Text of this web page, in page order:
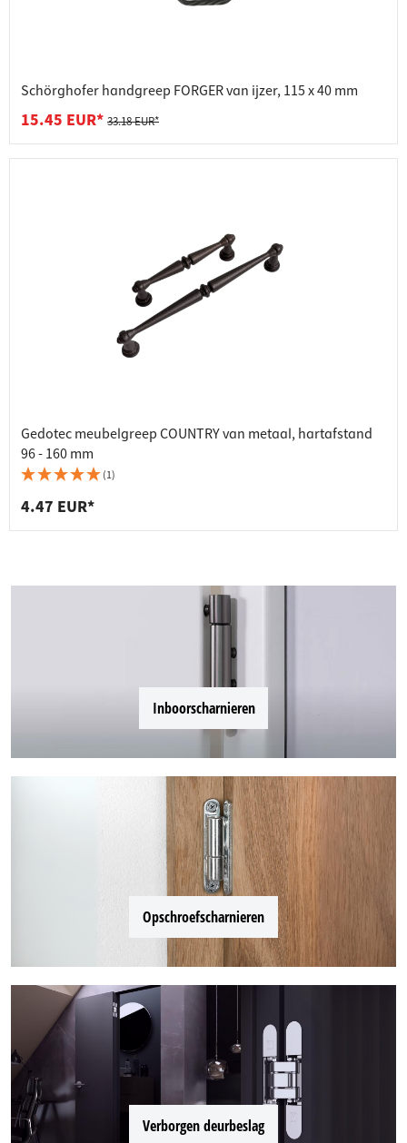
Schörghofer handgreep FORGER van ijzer, 115 x 40 mm
15.45 EUR* 33.18 EUR*
Gedotec meubelgreep COUNTRY van metaal, hartafstand
96 - 160 mm
(1)
4.47 EUR*
Inboorscharnieren
Opschroefscharnieren
Verborgen deurbeslag